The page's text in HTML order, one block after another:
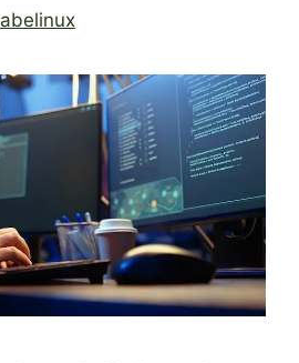
abelinux